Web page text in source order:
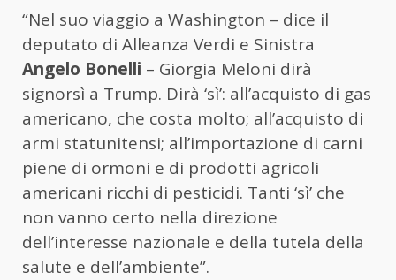
“Nel suo viaggio a Washington – dice il
deputato di Alleanza Verdi e Sinistra
Angelo Bonelli – Giorgia Meloni dirà
signorsì a Trump. Dirà ‘sì’: all’acquisto di gas
americano, che costa molto; all’acquisto di
armi statunitensi; all’importazione di carni
piene di ormoni e di prodotti agricoli
americani ricchi di pesticidi. Tanti ‘sì’ che
non vanno certo nella direzione
dell’interesse nazionale e della tutela della
salute e dell’ambiente”.